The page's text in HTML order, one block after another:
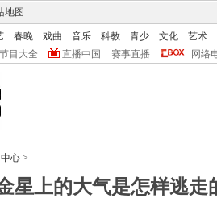
地图
春晚 戏曲 音乐 科教 青少 文化
艺术
节目大全 直播中国 赛事直播 网络
心 >
星上的大气是怎样逃走